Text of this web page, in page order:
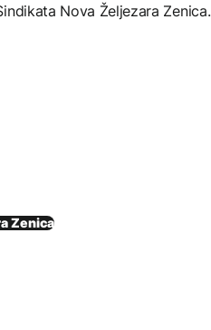
Nova Željezara Zenica.
Zenica